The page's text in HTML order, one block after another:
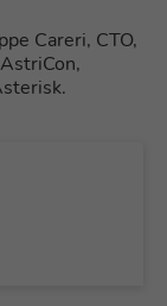
Careri, CTO,